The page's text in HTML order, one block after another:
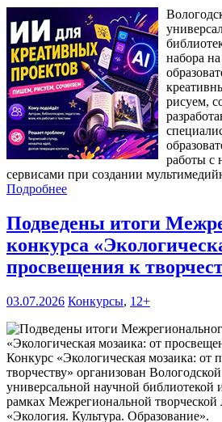
набора
рисуем,
работы с
сервисами при создании
Подробнее
Подведены итоги
конкурса
просвещения к
03.07.2026 Конкурсы, 12+
Конкурс «Экологическая мозаика: от
творчеству» организован
универсальной научной
рамках Межрегиональной творческой
«Экология. Культура. Образование».